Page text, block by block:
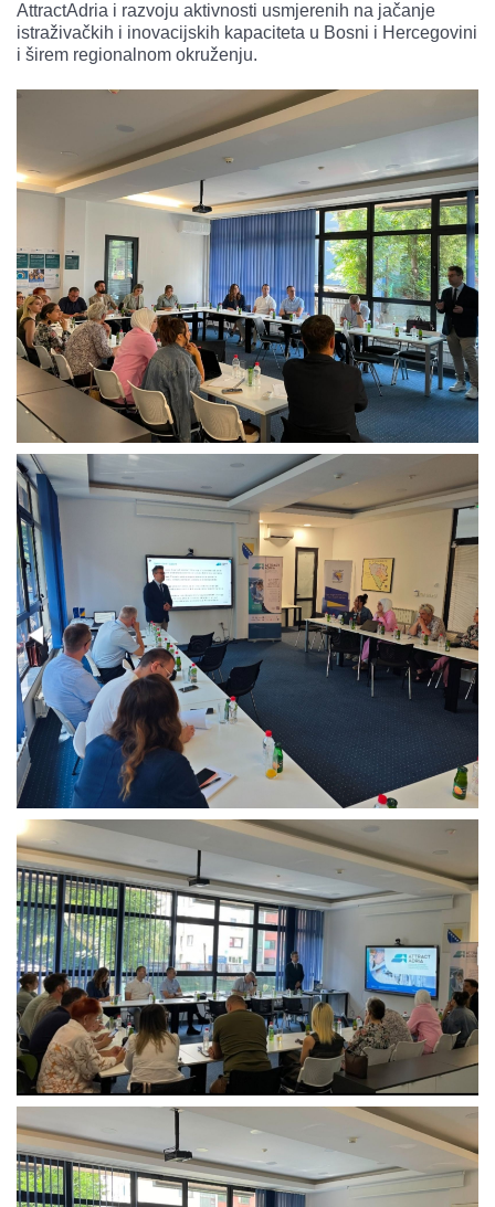
AttractAdria i razvoju aktivnosti usmjerenih na jačanje
istraživačkih i inovacijskih kapaciteta u Bosni i Hercegovini
i širem regionalnom okruženju.